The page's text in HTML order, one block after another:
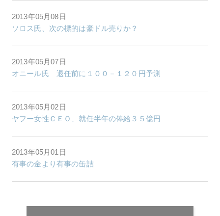
2013年05月08日
ソロス氏、次の標的は豪ドル売りか？
2013年05月07日
オニール氏 退任前に１００－１２０円予測
2013年05月02日
ヤフー女性ＣＥＯ、就任半年の俸給３５億円
2013年05月01日
有事の金より有事の缶詰